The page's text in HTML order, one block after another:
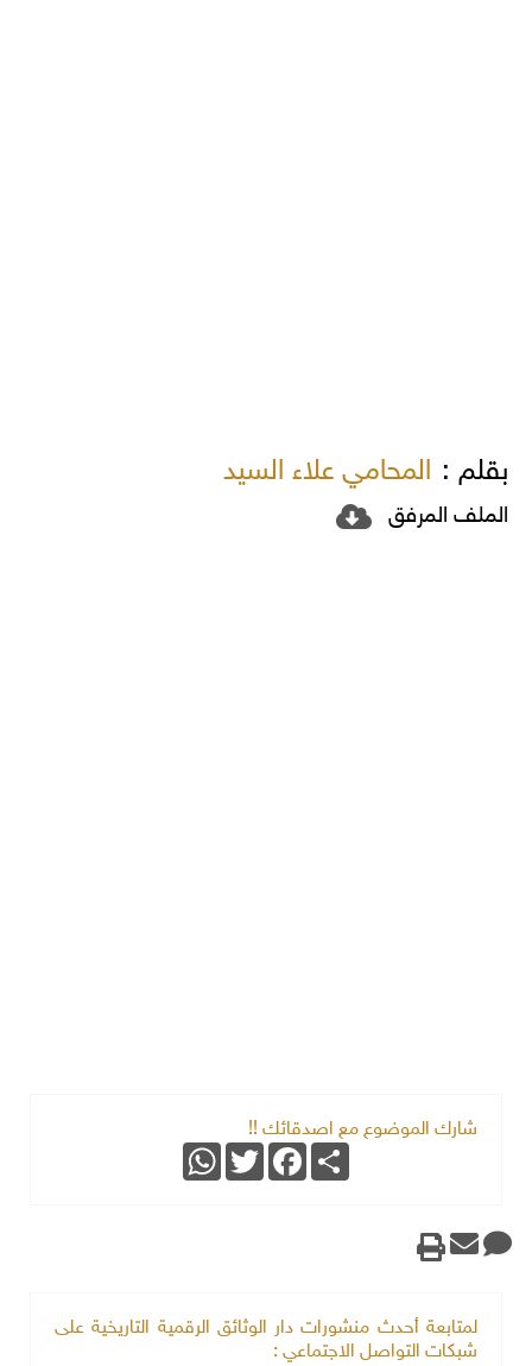
بقلم : المحامي علاء السيد
الملف المرفق
شارك الموضوع مع اصدقائك !!
Share
Facebook
Twitter
WhatsApp
لمتابعة أحدث منشورات دار الوثائق الرقمية التاريخية على
شبكات التواصل الاجتماعي :